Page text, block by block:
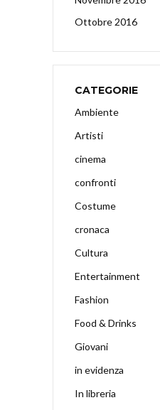
Ottobre 2016
CATEGORIE
Ambiente
Artisti
cinema
confronti
Costume
cronaca
Cultura
Entertainment
Fashion
Food & Drinks
Giovani
in evidenza
In libreria